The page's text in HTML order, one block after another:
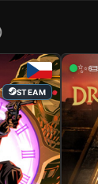
STEAM